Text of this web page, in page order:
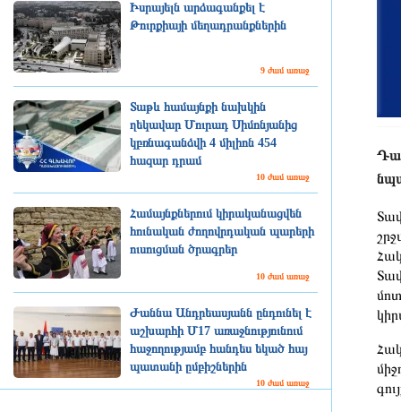
Իսրայելն արձագանքել է
Թուրքիայի մեղադրանքներին
9 ժամ առաջ
Տաթև համայնքի նախկին
ղեկավար Մուրադ Սիմոնյանից
կբռնագանձվի 4 միլիոն 454
հազար դրամ
10 ժամ առաջ
Համայնքներում կիրականացվեն
հունական ժողովրդական պարերի
ուսուցման ծրագրեր
10 ժամ առաջ
Ժաննա Անդրեասյանն ընդունել է
աշխարհի Մ17 առաջնությունում
հաջողությամբ հանդես եկած հայ
պատանի ըմբիշներին
10 ժամ առաջ